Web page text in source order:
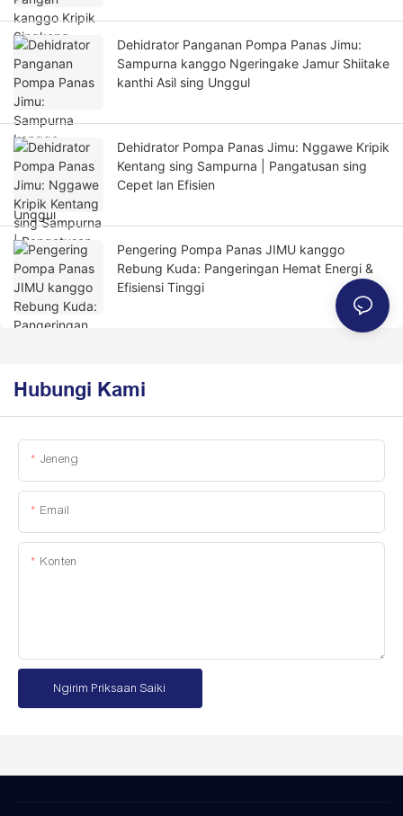
Dehidrator Panganan Pompa Panas Jimu:
Sampurna kanggo Ngeringake Jamur Shiitake
kanthi Asil sing Unggul
Dehidrator Pompa Panas Jimu: Nggawe Kripik
Kentang sing Sampurna | Pangatusan sing
Cepet lan Efisien
Pengering Pompa Panas JIMU kanggo
Rebung Kuda: Pangeringan Hemat Energi &
Efisiensi Tinggi
Hubungi Kami
Jeneng
Email
Konten
Ngirim Priksaan Saiki